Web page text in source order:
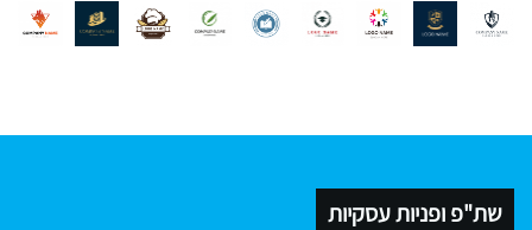
שת"פ ופניות עסקיות